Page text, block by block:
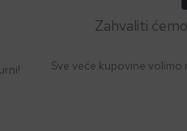
Zahvaliti
Sve veće kupovine volimo